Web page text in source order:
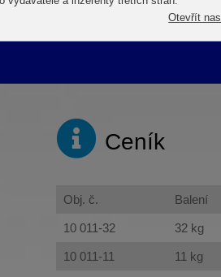
50 až 200
Ceník
Obj. č. Balení
10 011-32 32 kg
10 011-11 11 kg